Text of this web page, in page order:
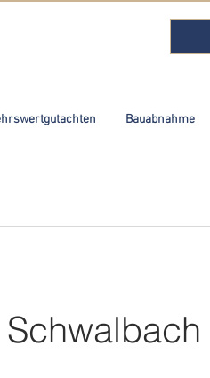
Bauabnahme